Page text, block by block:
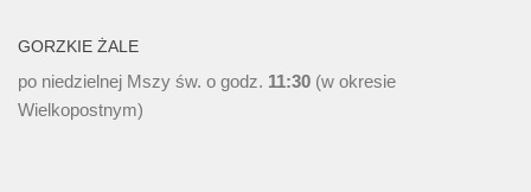
GORZKIE ŻALE
po niedzielnej Mszy św. o godz. 11:30 (w okresie
Wielkopostnym)